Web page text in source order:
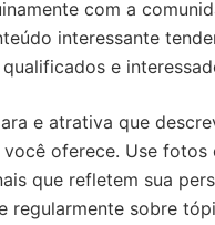
com a
interessante
e
e atrativa que
oferece. Use fotos
que refletem sua
regularmente sobre